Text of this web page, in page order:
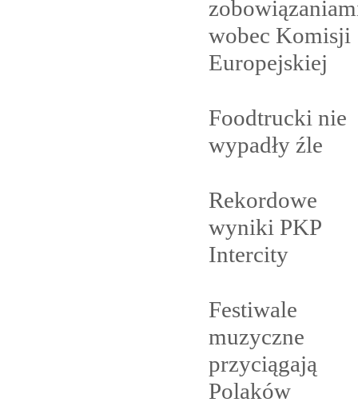
wobec Komisji
Europejskiej
Foodtrucki nie
wypadły źle
Rekordowe
wyniki PKP
Intercity
Festiwale
muzyczne
przyciągają
Polaków